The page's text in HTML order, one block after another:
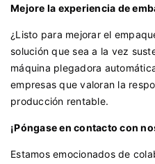
Mejore la experiencia de
¿Listo para mejorar el
solución que sea a la vez
máquina plegadora
empresas que valoran la
producción rentable.
¡Póngase en contacto con
Estamos emocionados de